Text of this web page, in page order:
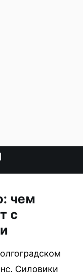
чем
с
Силовики